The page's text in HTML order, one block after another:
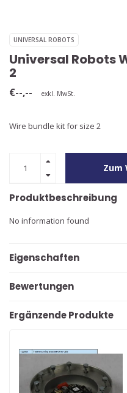
UNIVERSAL ROBOTS
Universal Robots
2
€--,-- exkl. MwSt.
Wire bundle kit for size 2
Zum
Produktbeschreibung
No information found
Eigenschaften
Bewertungen
Ergänzende Produkte